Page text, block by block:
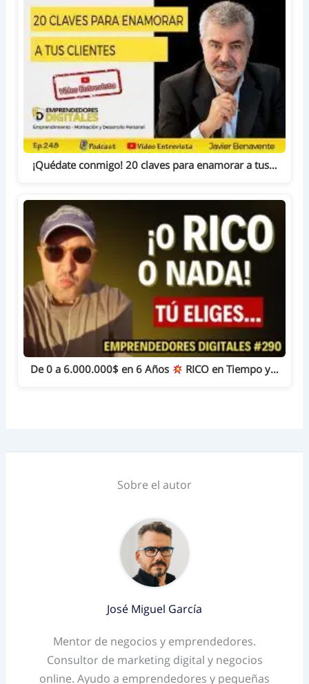
¡Quédate conmigo! 20 claves para enamorar a tus…
De 0 a 6.000.000$ en 6 Años RICO en Tiempo y…
Sobre el autor
José Miguel García
Mentor de negocios y emprendedores.
Consultor de marketing digital y negocios
online. Ayudo a emprendedores y pequeñas